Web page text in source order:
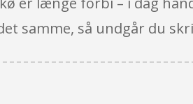
samme, så undgår du